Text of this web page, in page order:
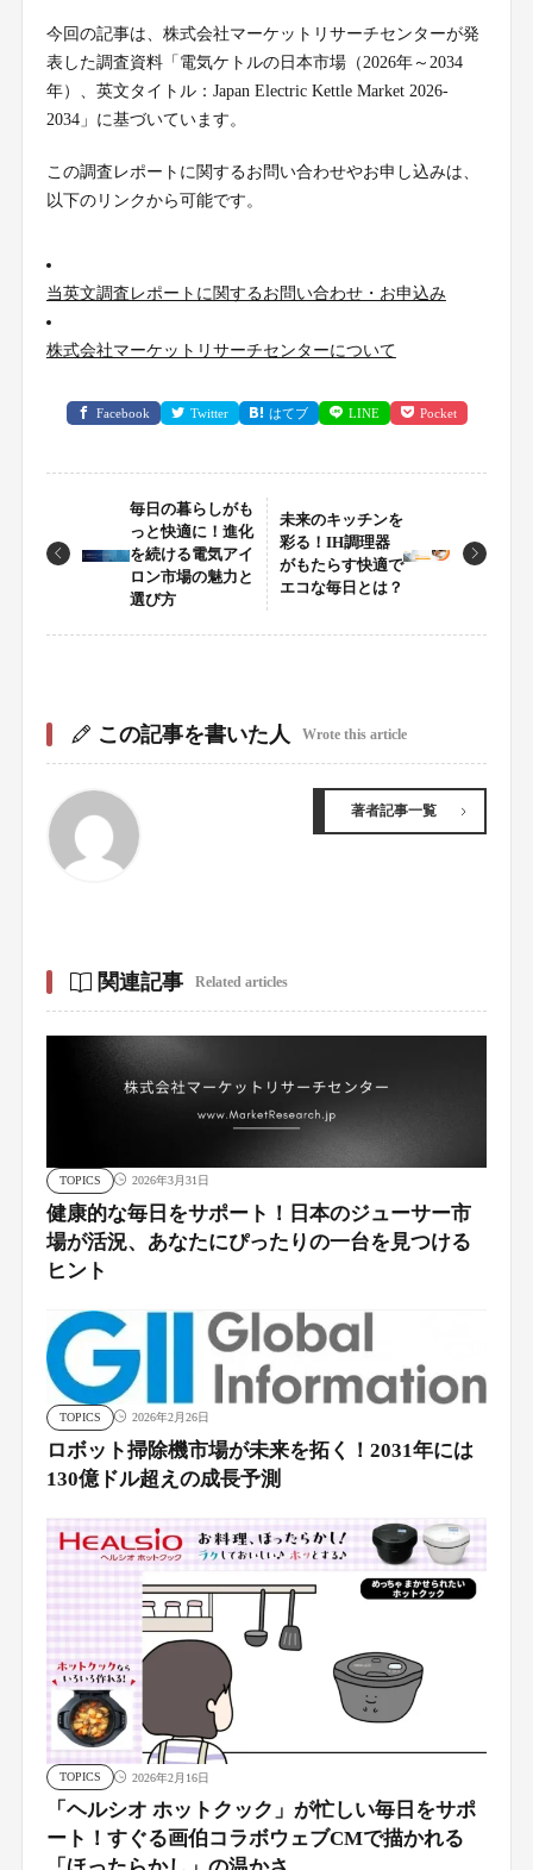
今回の記事は、株式会社マーケットリサーチセンターが発
表した調査資料「電気ケトルの日本市場（2026年～2034
年）、英文タイトル：Japan Electric Kettle Market 2026-
2034」に基づいています。
この調査レポートに関するお問い合わせやお申し込みは、
以下のリンクから可能です。
当英文調査レポートに関するお問い合わせ・お申込み
株式会社マーケットリサーチセンターについて
Facebook Twitter はてブ LINE Pocket
毎日の暮らしがも
っと快適に！進化
を続ける電気アイ
ロン市場の魅力と
選び方
未来のキッチンを
彩る！IH調理器
がもたらす快適で
エコな毎日とは？
この記事を書いた人 Wrote this article
著者記事一覧
関連記事 Related articles
TOPICS 2026年3月31日
健康的な毎日をサポート！日本のジューサー市
場が活況、あなたにぴったりの一台を見つける
ヒント
TOPICS 2026年2月26日
ロボット掃除機市場が未来を拓く！2031年には
130億ドル超えの成長予測
TOPICS 2026年2月16日
「ヘルシオ ホットクック」が忙しい毎日をサポ
ート！すぐる画伯コラボウェブCMで描かれる